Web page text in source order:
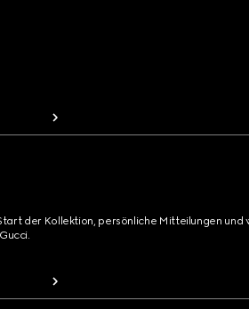
der Kollektion, persönliche Mitteilungen und